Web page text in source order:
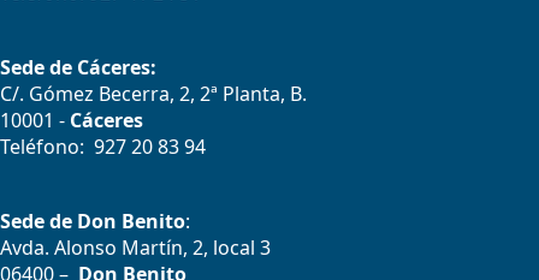
Sede de Cáceres:
C/. Gómez Becerra, 2, 2ª Planta, B.
10001 - Cáceres
Teléfono: 927 20 83 94
Sede de Don Benito:
Avda. Alonso Martín, 2, local 3
06400 – Don Benito